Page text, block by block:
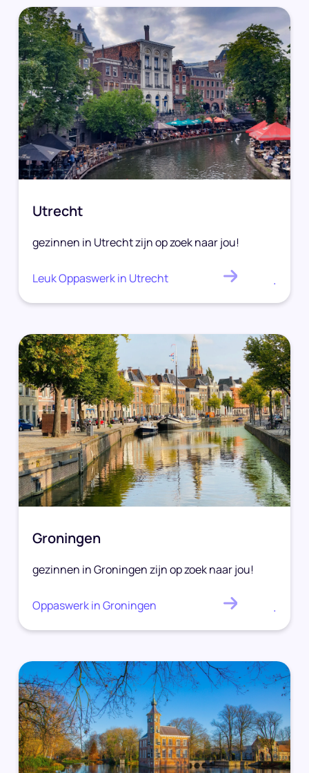
Utrecht
gezinnen in Utrecht zijn op zoek naar jou!
Leuk Oppaswerk in Utrecht .
Groningen
gezinnen in Groningen zijn op zoek naar jou!
Oppaswerk in Groningen .